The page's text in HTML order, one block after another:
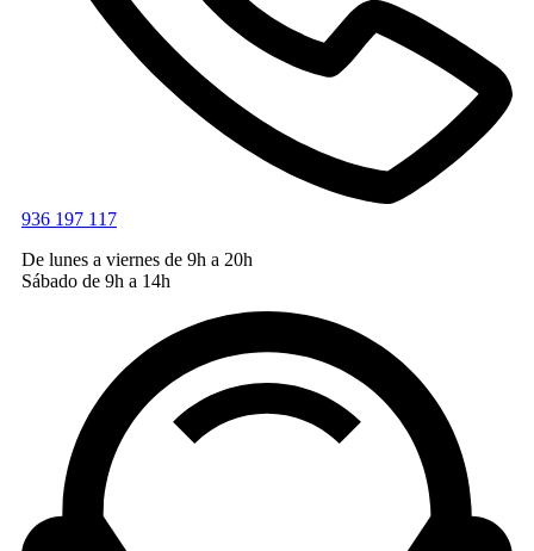
936 197 117
De lunes a viernes de 9h a 20h
Sábado de 9h a 14h